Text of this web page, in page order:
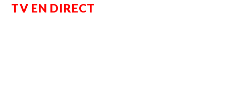
TV EN DIRECT